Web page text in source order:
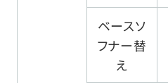
ベースソ
フナー替
え